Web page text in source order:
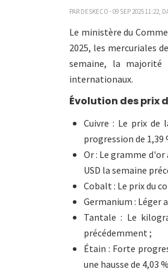
PAR DESKECO - 09 SEP 2025 11:22,
Le ministère du
2025, les mercuriales
semaine, la majorité
internationaux.
Évolution des prix
Cuivre : Le prix de
progression de 1,39
Or : Le gramme
USD la semaine
Cobalt : Le prix du
Germanium : Léger
Tantale : Le
précédemment ;
Étain : Forte
une hausse de 4,03